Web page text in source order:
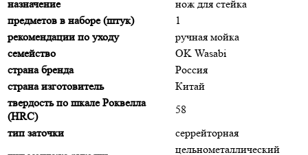
назначение
нож для стейка
предметов в наборе (штук)
1
рекомендации по уходу
ручная мойка
семейство
OK Wasabi
страна бренда
Россия
страна изготовитель
Китай
твердость по шкале Роквелла
(HRC)
58
тип заточки
серрейторная
цельнометаллический